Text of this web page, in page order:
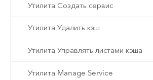
Утилита Создать сервис
Утилита Удалить кэш
Утилита Управлять листами кэша
Утилита Manage Service